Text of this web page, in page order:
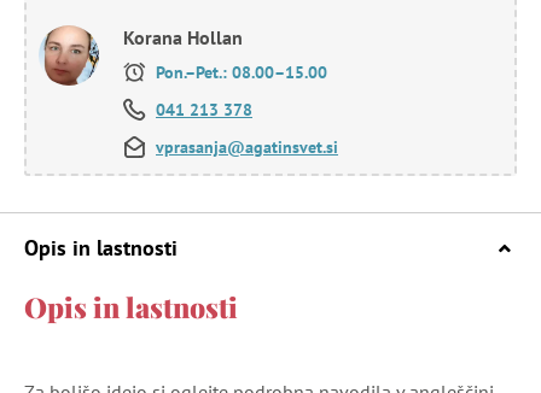
Korana Hollan
Pon.–Pet.: 08.00–15.00
041 213 378
vprasanja@agatinsvet.si
Opis in lastnosti
Opis in lastnosti